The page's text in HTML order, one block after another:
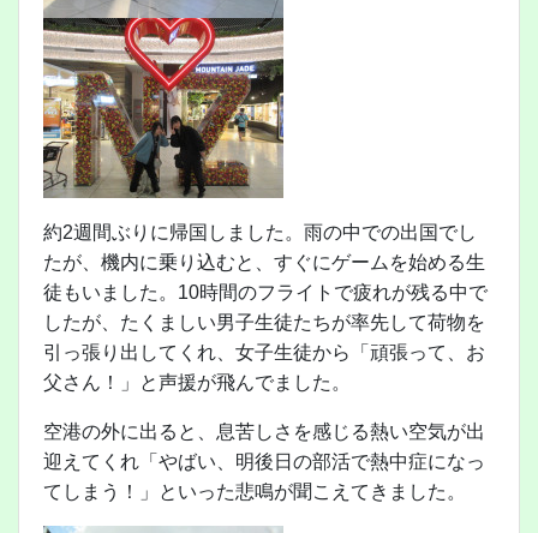
約2週間ぶりに帰国しました。雨の中での出国でし
たが、機内に乗り込むと、すぐにゲームを始める生
徒もいました。10時間のフライトで疲れが残る中で
したが、たくましい男子生徒たちが率先して荷物を
引っ張り出してくれ、女子生徒から「頑張って、お
父さん！」と声援が飛んでました。
空港の外に出ると、息苦しさを感じる熱い空気が出
迎えてくれ「やばい、明後日の部活で熱中症になっ
てしまう！」といった悲鳴が聞こえてきました。